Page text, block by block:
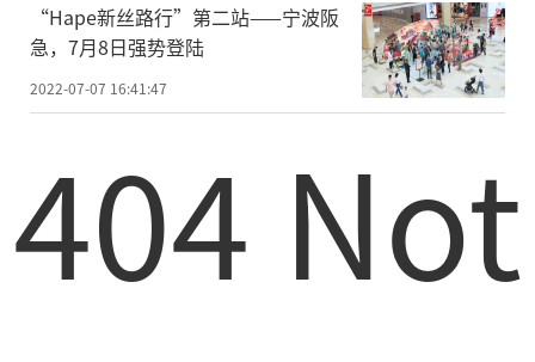
“Hape新丝路行”第二站——宁波阪
急，7月8日强势登陆
2022-07-07 16:41:47
404 Not